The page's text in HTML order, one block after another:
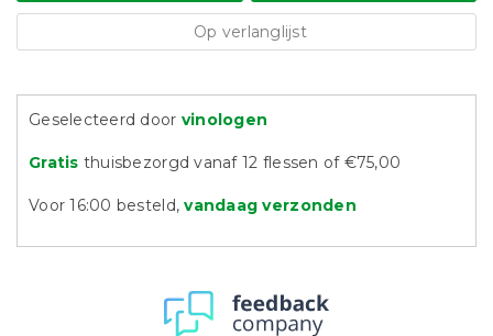
Op verlanglijst
Geselecteerd door vinologen
Gratis thuisbezorgd vanaf 12 flessen of €75,00
Voor 16:00 besteld,vandaag verzonden